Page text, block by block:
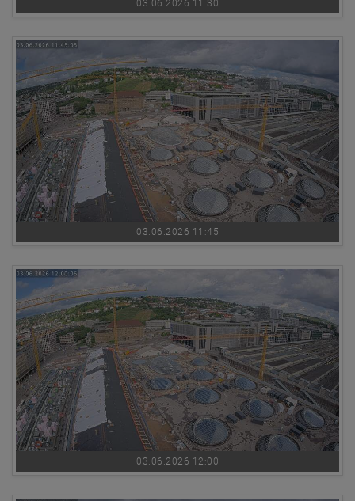
03.06.2026 11:30
03.06.2026 11:45
03.06.2026 12:00